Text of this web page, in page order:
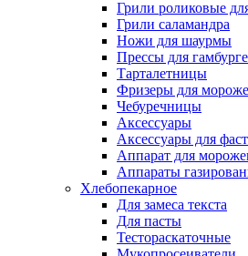
Грили роликовые
Грили саламандра
Ножи для шаурмы
Прессы для
Тарталетницы
Фризеры для
Чебуречницы
Аксессуары
Аксессуары для
Аппарат для
Аппараты
Хлебопекарное
Для замеса текста
Для пасты
Тестораскаточные